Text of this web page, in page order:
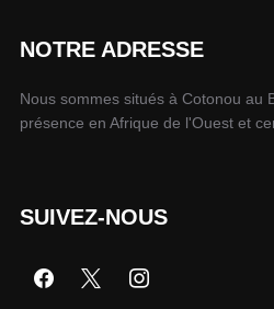
NOTRE ADRESSE
Nous sommes situés à Cotonou au
présence en Afrique de l'Ouest et
SUIVEZ-NOUS